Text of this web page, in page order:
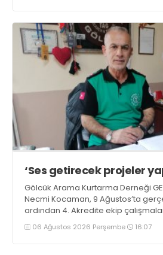
‘Ses getirecek projeler
Gölcük Arama Kurtarma Derneği
Necmi Kocaman, 9 Ağustos’ta
ardından 4. Akredite ekip
tamamlayacaklarını ifade ederek
bulundu. Kocaman, “Gölcük’te ve
06 Ağustos 2026 Perşembe 16:07